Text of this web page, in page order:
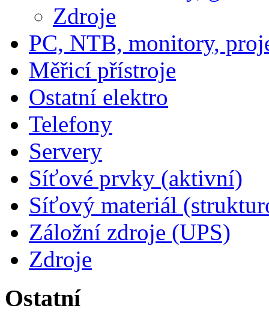
Zdroje
PC, NTB, monitory,
Měřicí přístroje
Ostatní elektro
Telefony
Servery
Síťové prvky (aktivní)
Síťový materiál
Záložní zdroje (UPS)
Zdroje
Ostatní